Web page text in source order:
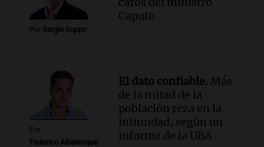
mujer pierde la vida en accidente en
circunvalación Oeste
Panorama Federal
como enfermedad laboral tras el
fallecimiento de un docente
Panorama Federal
Episodios
Por Sergio Suppo
Caputo
Por
Federico Albarenque
El dato confiable. Más
de la mitad de la
población reza en la
intimidad, según un
informe de la UBA